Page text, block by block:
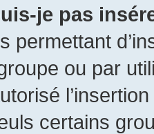
je pas
permettant
ou par
certains